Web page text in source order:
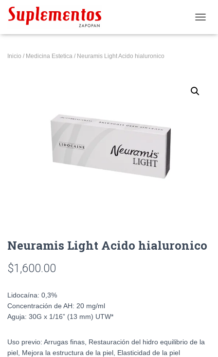
Inicio / Medicina Estetica / Neuramis Light Acido hialuronico
Neuramis Light Acido hialuronico
$1,600.00
Lidocaína: 0,3%
Concentración de AH: 20 mg/ml
Aguja: 30G x 1/16” (13 mm) UTW*
Uso previo: Arrugas finas, Restauración del hidro equilibrio de la
piel, Mejora la estructura de la piel, Elasticidad de la piel